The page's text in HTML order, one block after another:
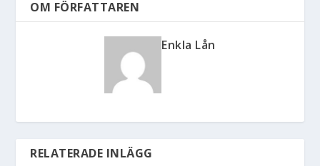
OM FÖRFATTAREN
Enkla Lån
RELATERADE INLÄGG